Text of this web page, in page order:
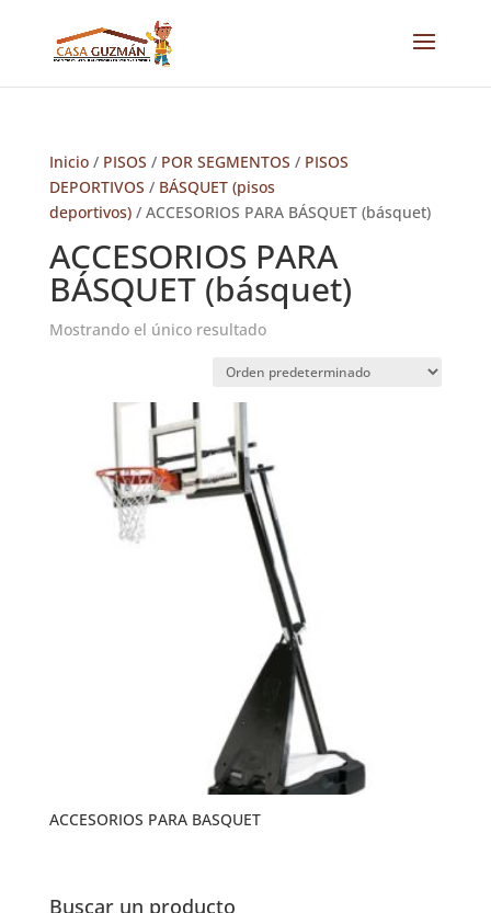
Inicio/ PISOS / POR SEGMENTOS / PISOS
DEPORTIVOS / BÁSQUET (pisos
deportivos)/ ACCESORIOS PARA BÁSQUET (básquet)
ACCESORIOS PARA
BÁSQUET (básquet)
Mostrando el único resultado
ACCESORIOS PARA BASQUET
Buscar un producto